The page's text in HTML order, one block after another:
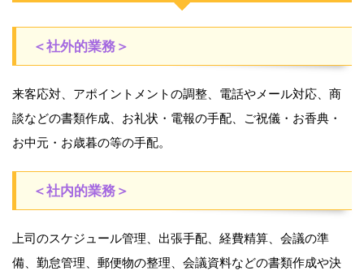
＜社外的業務＞
来客応対、アポイントメントの調整、電話やメール対応、商
談などの書類作成、お礼状・電報の手配、ご祝儀・お香典・
お中元・お歳暮の等の手配。
＜社内的業務＞
上司のスケジュール管理、出張手配、経費精算、会議の準
備、勤怠管理、郵便物の整理、会議資料などの書類作成や決